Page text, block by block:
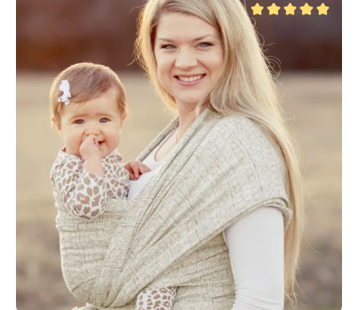
indossare, sia per i neonati che per i bambini più
Valutazione media di